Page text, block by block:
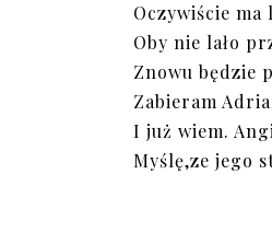
Oczywiście
Oby nie lało
Znowu będzie
Zabieram
I już wiem.
Myślę,ze jego